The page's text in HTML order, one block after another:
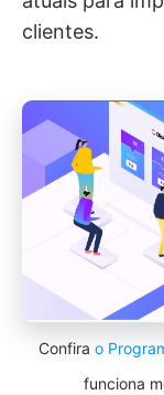
clientes.
Confira o
funciona